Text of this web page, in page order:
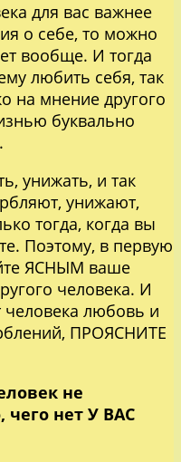
для вас важнее
о себе, то можно
вообще. И тогда
любить себя, так
на мнение другого
буквально
унижать, и так
унижают,
тогда, когда вы
Поэтому, в первую
ЯСНЫМ ваше
человека. И
человека любовь и
ПРОЯСНИТЕ
не
чего нет У ВАС